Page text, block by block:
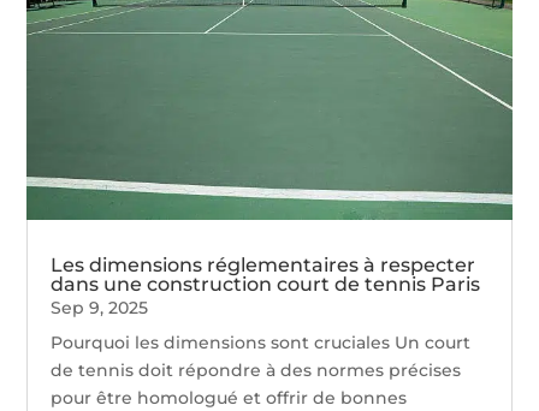
Les dimensions réglementaires à respecter
dans une construction court de tennis Paris
Sep 9, 2025
Pourquoi les dimensions sont cruciales Un court
de tennis doit répondre à des normes précises
pour être homologué et offrir de bonnes